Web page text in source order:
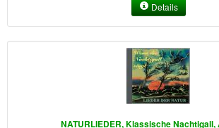
Details
NATURLIEDER, Klassische Nachtigall,